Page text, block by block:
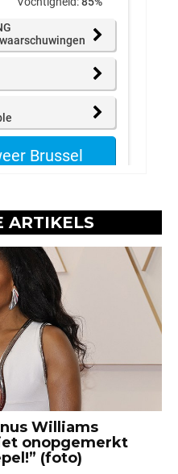
ARTIKELS
Williams
onopgemerkt
(foto)